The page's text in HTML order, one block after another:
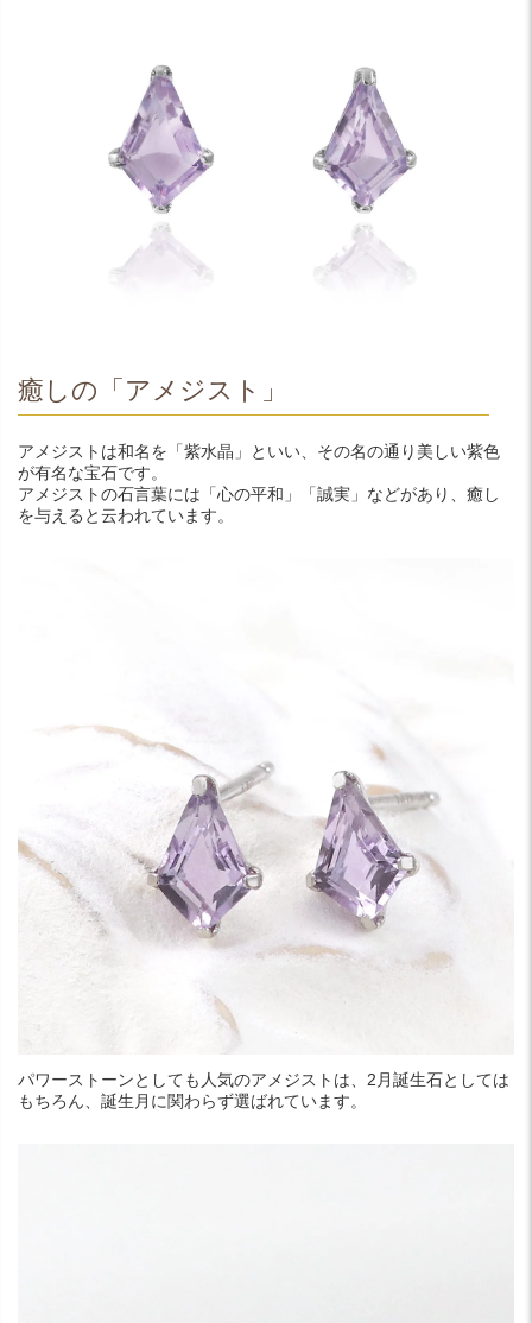
癒しの「アメジスト」
アメジストは和名を「紫水晶」といい、その名の通り美しい紫色
が有名な宝石です。
アメジストの石言葉には「心の平和」「誠実」などがあり、癒し
を与えると云われています。
パワーストーンとしても人気のアメジストは、2月誕生石としては
もちろん、誕生月に関わらず選ばれています。